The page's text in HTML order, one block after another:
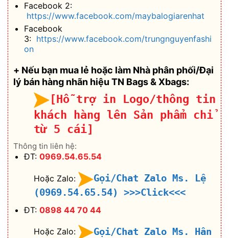
Facebook 2:
https://www.facebook.com/maybalogiarenhat
Facebook
3: https://www.facebook.com/trungnguyenfashi
on
+ Nếu bạn mua lẻ hoặc làm Nhà phân phối/Đại
lý bán hàng nhãn hiệu TN Bags & Xbags:
[Hỗ trợ in Logo/thông tin
khách hàng lên Sản phẩm chỉ
từ 5 cái]
Thông tin liên hệ:
ĐT: 0969.54.65.54
Hoặc Zalo:
Gọi/Chat Zalo Ms. Lệ
(0969.54.65.54)
>>>Click<<<
ĐT: 0898 44 70 44
Hoặc Zalo:
Gọi/Chat Zalo Ms. Hân